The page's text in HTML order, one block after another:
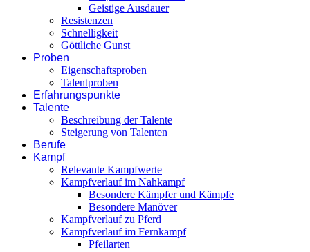
Geistige Ausdauer
Resistenzen
Schnelligkeit
Göttliche Gunst
Proben
Eigenschaftsproben
Talentproben
Erfahrungspunkte
Talente
Beschreibung der Talente
Steigerung von Talenten
Berufe
Kampf
Relevante Kampfwerte
Kampfverlauf im Nahkampf
Besondere Kämpfer und Kämpfe
Besondere Manöver
Kampfverlauf zu Pferd
Kampfverlauf im Fernkampf
Pfeilarten